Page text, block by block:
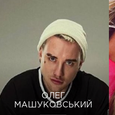
ОЛЕГ
МАШУКОВСЬКИЙ